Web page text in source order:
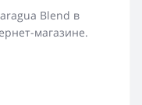
Blend в
магазине.